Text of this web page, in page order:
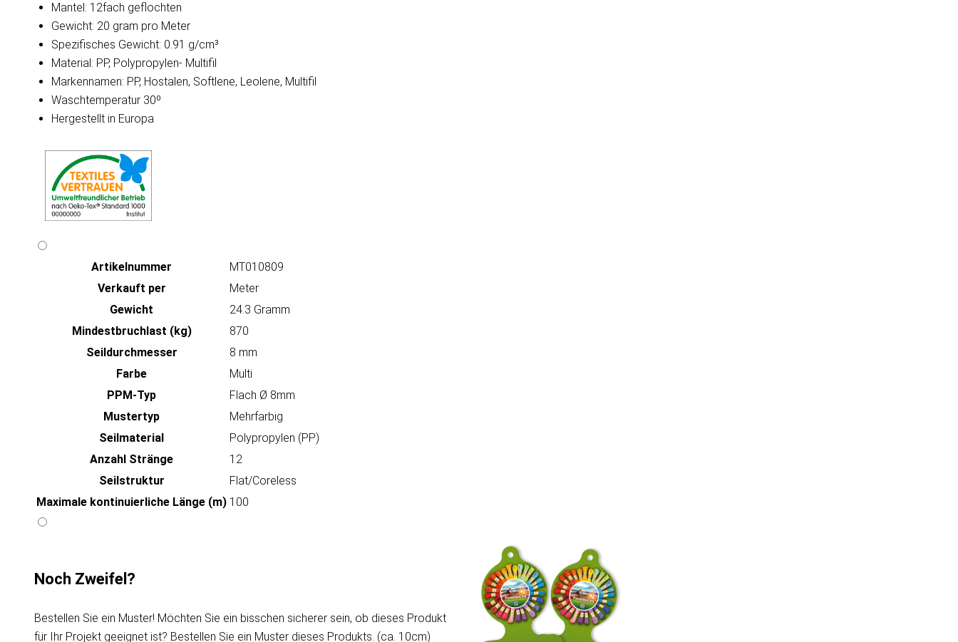
Mantel: 12fach geflochten
Gewicht: 20 gram pro Meter
Spezifisches Gewicht: 0.91 g/cm³
Material: PP, Polypropylen- Multifil
Markennamen: PP, Hostalen, Softlene, Leolene, Multifil
Waschtemperatur 30º
Hergestellt in Europa
Artikeln‌ummer
MT010809
Verkauft per
Meter
Gewicht
24.3 Gramm
Mindestbruchlast (kg)
870
Seildurchmesser
8 mm
Farbe
Multi
PPM-Typ
Flach Ø 8mm
Mustertyp
Mehrfarbig
Seilmaterial
Polypropylen (PP)
Anzahl Stränge
12
Seilstruktur
Flat/Coreless
Maximale kontinuierliche Länge (m) 100
Noch Zweifel?
Bestellen Sie ein Muster! Möchten Sie ein bisschen sicherer sein, ob dieses Produkt
für Ihr Projekt geeignet ist? Bestellen Sie ein Muster dieses Produkts. (ca. 10cm)